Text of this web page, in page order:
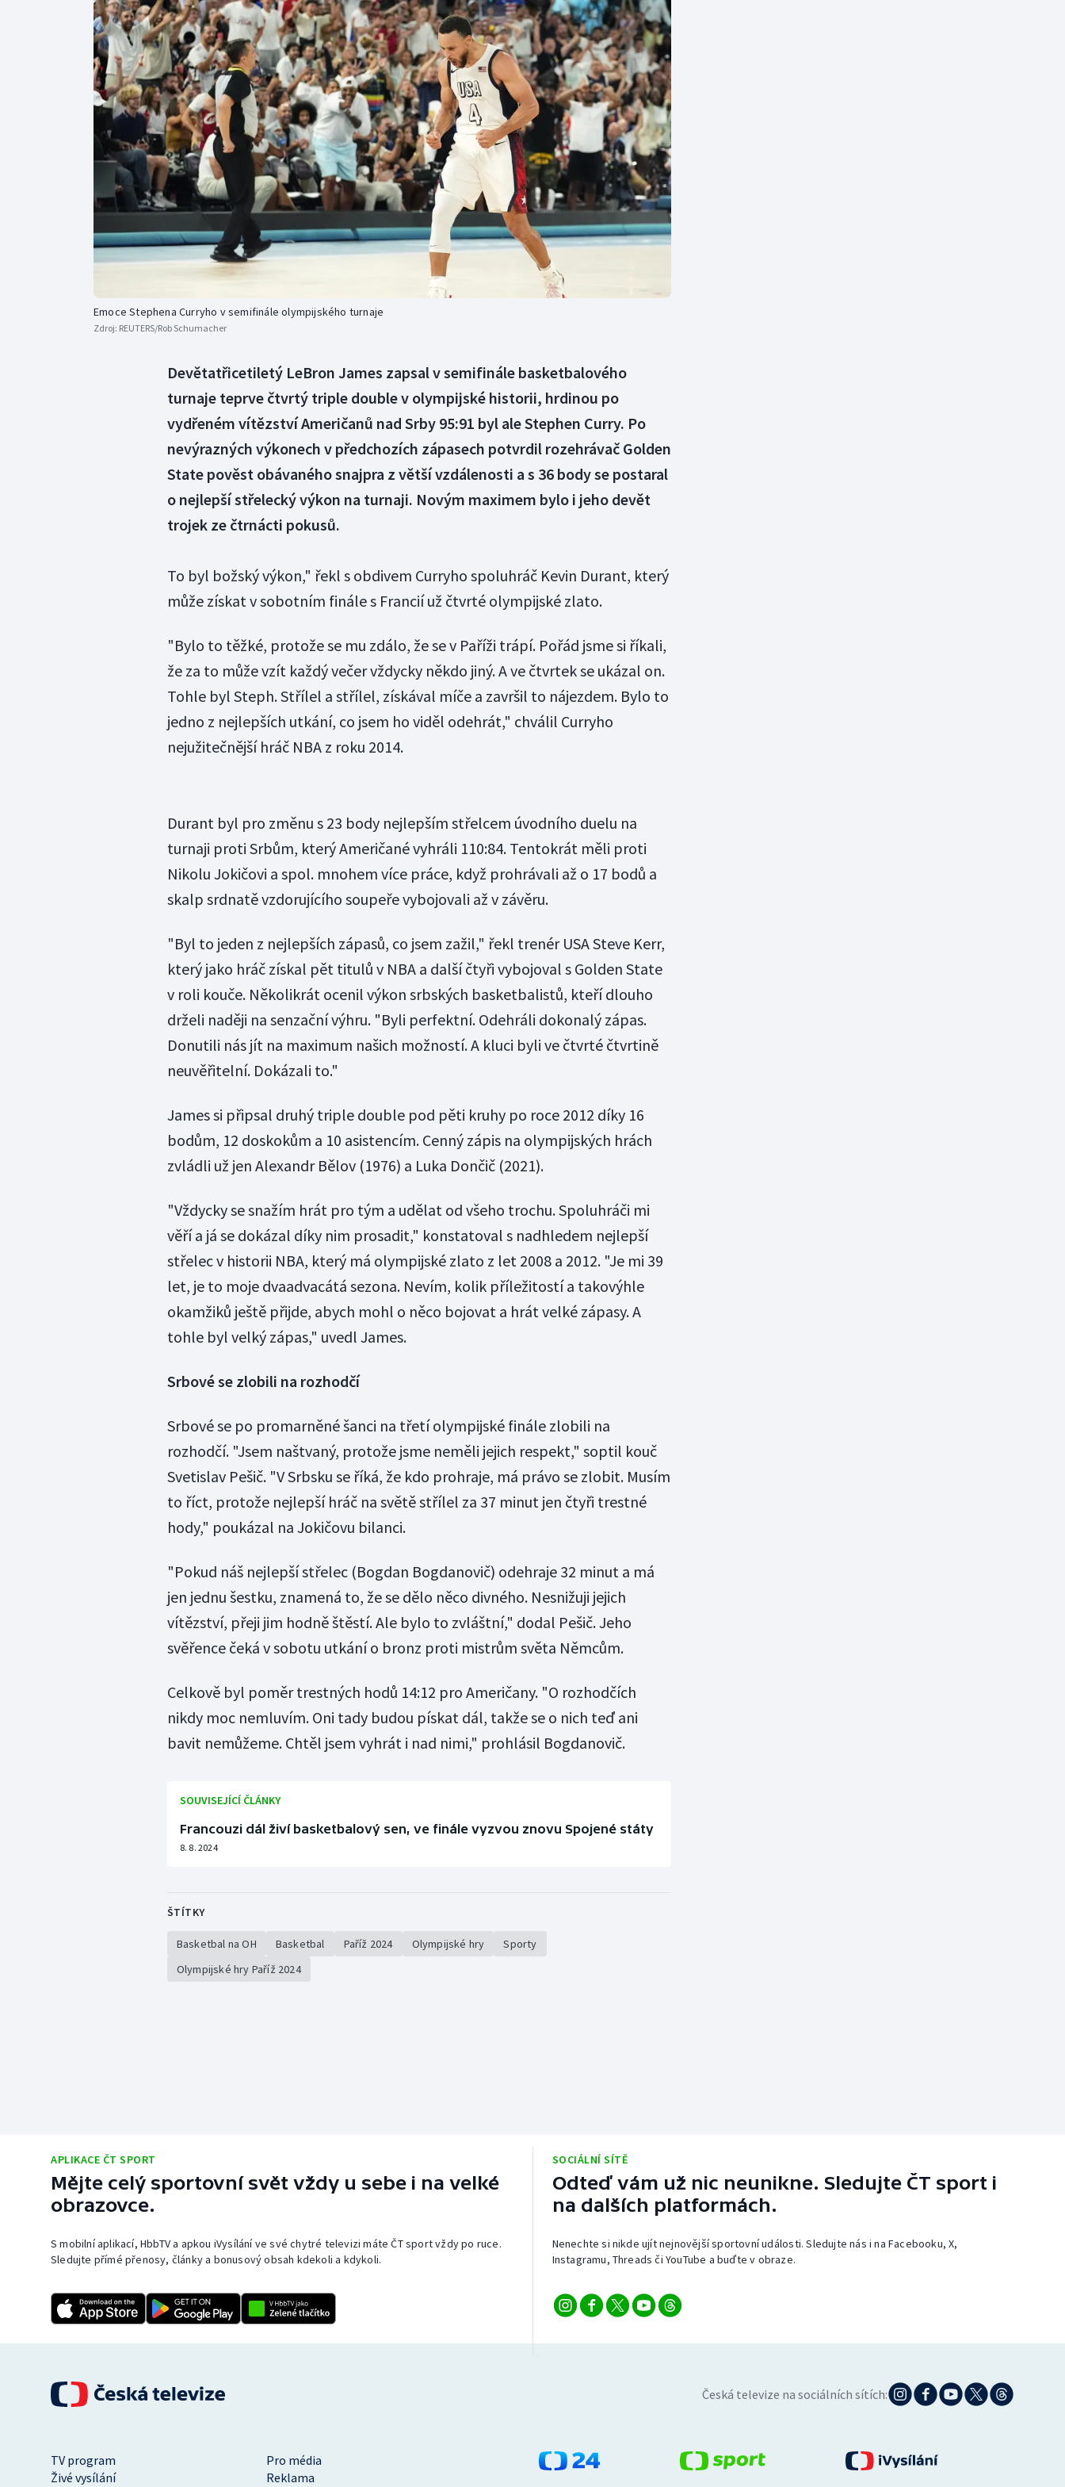
Curling
Dostihy
Florbal
Futsal
Golf
Gymnastika
Moderní pětiboj
Motorsport
Olympijské hry
Parasport
Plavání
Plážový volejbal
Triatlon
Veslování
Vodní slalom
Volejbal
Ostatní
Emoce Stephena Curryho v semifinále olympijského turnaje
Zdroj: REUTERS/Rob Schumacher
Devětatřicetiletý LeBron James zapsal v semifinále basketbalového
turnaje teprve čtvrtý triple double v olympijské historii, hrdinou po
vydřeném vítězství Američanů nad Srby 95:91 byl ale Stephen Curry. Po
nevýrazných výkonech v předchozích zápasech potvrdil rozehrávač Golden
State pověst obávaného snajpra z větší vzdálenosti a s 36 body se postaral
o nejlepší střelecký výkon na turnaji. Novým maximem bylo i jeho devět
trojek ze čtrnácti pokusů.
To byl božský výkon," řekl s obdivem Curryho spoluhráč Kevin Durant, který
může získat v sobotním finále s Francií už čtvrté olympijské zlato.
"Bylo to těžké, protože se mu zdálo, že se v Paříži trápí. Pořád jsme si říkali,
že za to může vzít každý večer vždycky někdo jiný. A ve čtvrtek se ukázal on.
Tohle byl Steph. Střílel a střílel, získával míče a završil to nájezdem. Bylo to
jedno z nejlepších utkání, co jsem ho viděl odehrát," chválil Curryho
nejužitečnější hráč NBA z roku 2014.
Durant byl pro změnu s 23 body nejlepším střelcem úvodního duelu na
turnaji proti Srbům, který Američané vyhráli 110:84. Tentokrát měli proti
Nikolu Jokičovi a spol. mnohem více práce, když prohrávali až o 17 bodů a
skalp srdnatě vzdorujícího soupeře vybojovali až v závěru.
"Byl to jeden z nejlepších zápasů, co jsem zažil," řekl trenér USA Steve Kerr,
který jako hráč získal pět titulů v NBA a další čtyři vybojoval s Golden State
v roli kouče. Několikrát ocenil výkon srbských basketbalistů, kteří dlouho
drželi naději na senzační výhru. "Byli perfektní. Odehráli dokonalý zápas.
Donutili nás jít na maximum našich možností. A kluci byli ve čtvrté čtvrtině
neuvěřitelní. Dokázali to."
James si připsal druhý triple double pod pěti kruhy po roce 2012 díky 16
bodům, 12 doskokům a 10 asistencím. Cenný zápis na olympijských hrách
zvládli už jen Alexandr Bělov (1976) a Luka Dončič (2021).
"Vždycky se snažím hrát pro tým a udělat od všeho trochu. Spoluhráči mi
věří a já se dokázal díky nim prosadit," konstatoval s nadhledem nejlepší
střelec v historii NBA, který má olympijské zlato z let 2008 a 2012. "Je mi 39
let, je to moje dvaadvacátá sezona. Nevím, kolik příležitostí a takovýhle
okamžiků ještě přijde, abych mohl o něco bojovat a hrát velké zápasy. A
tohle byl velký zápas," uvedl James.
Srbové se zlobili na rozhodčí
Srbové se po promarněné šanci na třetí olympijské finále zlobili na
rozhodčí. "Jsem naštvaný, protože jsme neměli jejich respekt," soptil kouč
Svetislav Pešič. "V Srbsku se říká, že kdo prohraje, má právo se zlobit. Musím
to říct, protože nejlepší hráč na světě střílel za 37 minut jen čtyři trestné
hody," poukázal na Jokičovu bilanci.
"Pokud náš nejlepší střelec (Bogdan Bogdanovič) odehraje 32 minut a má
jen jednu šestku, znamená to, že se dělo něco divného. Nesnižuji jejich
vítězství, přeji jim hodně štěstí. Ale bylo to zvláštní," dodal Pešič. Jeho
svěřence čeká v sobotu utkání o bronz proti mistrům světa Němcům.
Celkově byl poměr trestných hodů 14:12 pro Američany. "O rozhodčích
nikdy moc nemluvím. Oni tady budou pískat dál, takže se o nich teď ani
bavit nemůžeme. Chtěl jsem vyhrát i nad nimi," prohlásil Bogdanovič.
SOUVISEJÍCÍ ČLÁNKY
Francouzi dál živí basketbalový sen, ve finále vyzvou znovu Spojené státy
8. 8. 2024
ŠTÍTKY
Basketbal na OH Basketbal Paříž 2024 Olympijské hry
Sporty
Olympijské hry Paříž 2024
APLIKACE ČT SPORT
Mějte celý sportovní svět vždy u sebe i na velké
obrazovce.
S mobilní aplikací, HbbTV a apkou iVysílání ve své chytré televizi máte ČT sport vždy po ruce.
Sledujte přímé přenosy, články a bonusový obsah kdekoli a kdykoli.
SOCIÁLNÍ SÍTĚ
Odteď vám už nic neunikne. Sledujte ČT sport i
na dalších platformách.
Nenechte si nikde ujít nejnovější sportovní události. Sledujte nás i na Facebooku, X,
Instagramu, Threads či YouTube a buďte v obraze.
Česká televize na sociálních sítích:
TV program
Pro média
Živé vysílání
Reklama